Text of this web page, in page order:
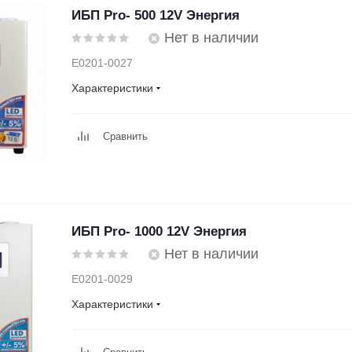
ИБП Pro- 500 12V Энергия
Нет в наличии
Е0201-0027
Характеристики
Сравнить
ИБП Pro- 1000 12V Энергия
Нет в наличии
Е0201-0029
Характеристики